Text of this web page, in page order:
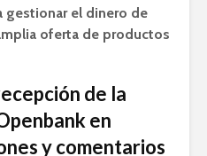
gestionar el dinero de
oferta de productos
de la
en
y comentarios